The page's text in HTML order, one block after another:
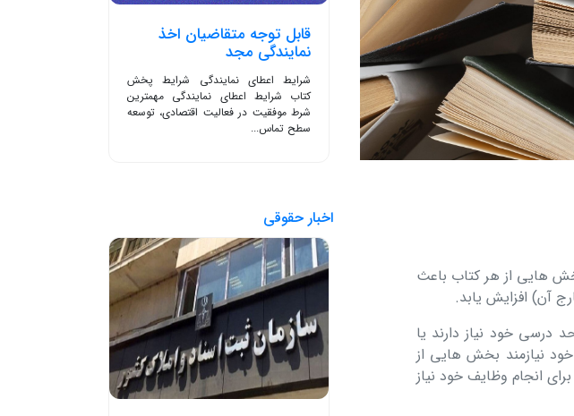
هایی از هر کتاب باعث
آن) افزایش یابد.
درسی خود نیاز دارند یا
نیازمند بخش هایی از
انجام وظایف خود نیاز
قابل توجه متقاضیان اخذ
نمایندگی مجد
شرایط اعطای نمایندگی شرایط پخش
کتاب شرایط اعطای نمایندگی مهمترین
شرط موفقیت در فعالیت اقتصادی، توسعه
سطح تماس...
اخبار حقوقی